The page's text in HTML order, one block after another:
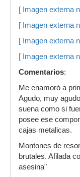
[ Imagen externa
[ Imagen externa
[ Imagen externa
[ Imagen externa
Comentarios:
Me enamoró a
Agudo, muy
suena como si
posee ese
cajas metalicas.
Montones de
brutales. Afilada
asesina"